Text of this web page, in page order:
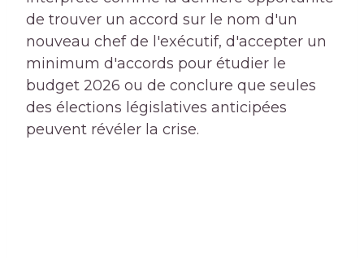
de trouver un accord sur le nom d'un
nouveau chef de l'exécutif, d'accepter un
minimum d'accords pour étudier le
budget 2026 ou de conclure que seules
des élections législatives anticipées
peuvent révéler la crise.